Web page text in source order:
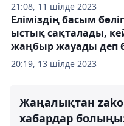
21:08, 11 шілде 2023
20:19, 13 шілде 2023
Еліміздің басым
ыстық сақталады,
жаңбыр жауады деп
Жаңалықтан
хабардар